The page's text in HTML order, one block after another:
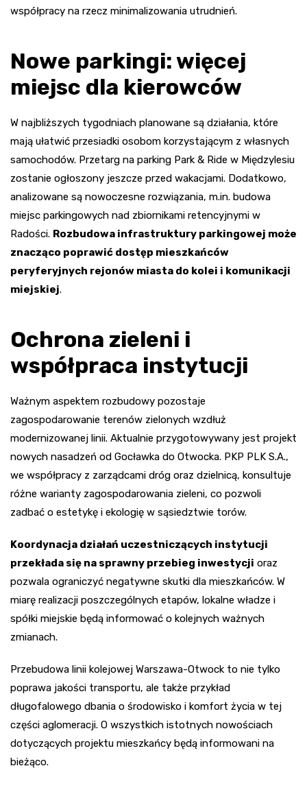
współpracy na rzecz minimalizowania utrudnień.
Nowe parkingi: więcej
miejsc dla kierowców
W najbliższych tygodniach planowane są działania, które
mają ułatwić przesiadki osobom korzystającym z własnych
samochodów. Przetarg na parking Park & Ride w Międzylesiu
zostanie ogłoszony jeszcze przed wakacjami. Dodatkowo,
analizowane są nowoczesne rozwiązania, m.in. budowa
miejsc parkingowych nad zbiornikami retencyjnymi w
Radości. Rozbudowa infrastruktury parkingowej może
znacząco poprawić dostęp mieszkańców
peryferyjnych rejonów miasta do kolei i komunikacji
miejskiej.
Ochrona zieleni i
współpraca instytucji
Ważnym aspektem rozbudowy pozostaje
zagospodarowanie terenów zielonych wzdłuż
modernizowanej linii. Aktualnie przygotowywany jest projekt
nowych nasadzeń od Gocławka do Otwocka. PKP PLK S.A.,
we współpracy z zarządcami dróg oraz dzielnicą, konsultuje
różne warianty zagospodarowania zieleni, co pozwoli
zadbać o estetykę i ekologię w sąsiedztwie torów.
Koordynacja działań uczestniczących instytucji
przekłada się na sprawny przebieg inwestycji oraz
pozwala ograniczyć negatywne skutki dla mieszkańców. W
miarę realizacji poszczególnych etapów, lokalne władze i
spółki miejskie będą informować o kolejnych ważnych
zmianach.
Przebudowa linii kolejowej Warszawa-Otwock to nie tylko
poprawa jakości transportu, ale także przykład
długofalowego dbania o środowisko i komfort życia w tej
części aglomeracji. O wszystkich istotnych nowościach
dotyczących projektu mieszkańcy będą informowani na
bieżąco.